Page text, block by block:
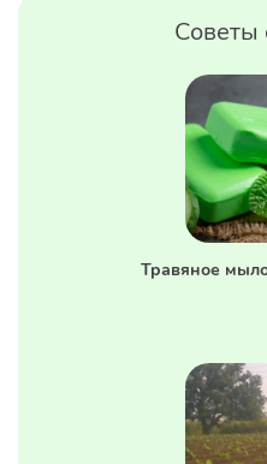
Советы
Травяное